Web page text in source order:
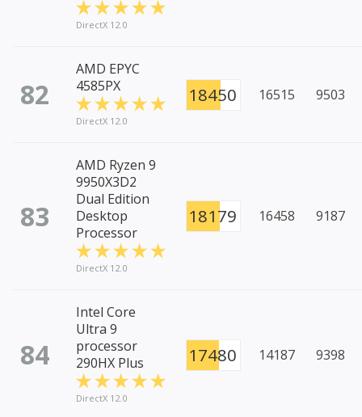
DirectX 12.0
82
AMD EPYC
4585PX
DirectX 12.0
18450 16515 9503
83
AMD Ryzen 9
9950X3D2
Dual Edition
Desktop
Processor
DirectX 12.0
18179 16458 9187
84
Intel Core
Ultra 9
processor
290HX Plus
DirectX 12.0
17480 14187 9398